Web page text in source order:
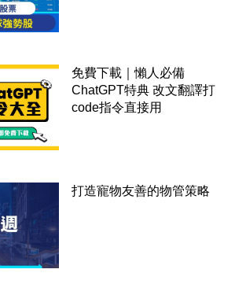
免費下載｜懶人必備
ChatGPT特典 改文翻譯打
code指令直接用
打造寵物友善的物管策略